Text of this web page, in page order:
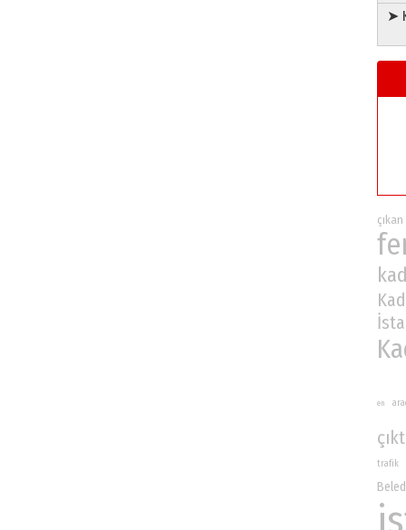
➤
çıkan
en
trafik